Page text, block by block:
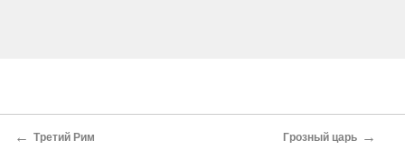
← Третий Рим Грозный царь →